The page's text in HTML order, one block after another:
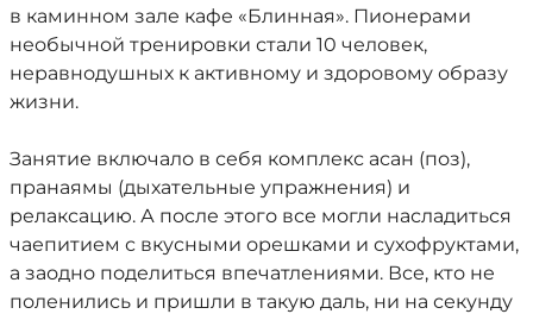
в каминном зале кафе «Блинная». Пионерами
необычной тренировки стали 10 человек,
неравнодушных к активному и здоровому образу
жизни.
Занятие включало в себя комплекс асан (поз),
пранаямы (дыхательные упражнения) и
релаксацию. А после этого все могли насладиться
чаепитием с вкусными орешками и сухофруктами,
а заодно поделиться впечатлениями. Все, кто не
поленились и пришли в такую даль, ни на секунду